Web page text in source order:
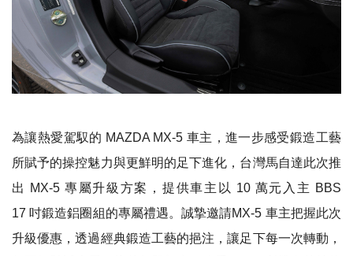
為讓熱愛駕馭的 MAZDA MX-5 車主，進一步感受鍛造工藝
所賦予的操控魅力與更鮮明的足下進化，台灣馬自達此次推
出 MX-5 專屬升級方案，提供車主以 10 萬元入主 BBS
17 吋鍛造鋁圈組的專屬禮遇。誠摯邀請MX-5 車主把握此次
升級優惠，透過經典鍛造工藝的挹注，讓足下每一次轉動，